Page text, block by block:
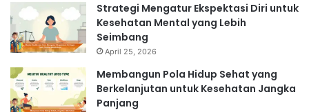
Strategi Mengatur Ekspektasi Diri untuk
Kesehatan Mental yang Lebih
Seimbang
April 25, 2026
Membangun Pola Hidup Sehat yang
Berkelanjutan untuk Kesehatan Jangka
Panjang